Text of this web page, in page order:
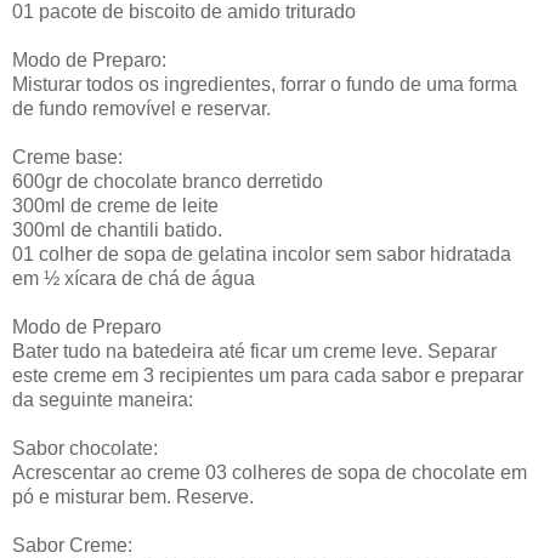
01 pacote de biscoito de amido triturado
Modo de Preparo:
Misturar todos os ingredientes, forrar o fundo de uma forma
de fundo removível e reservar.
Creme base:
600gr de chocolate branco derretido
300ml de creme de leite
300ml de chantili batido.
01 colher de sopa de gelatina incolor sem sabor hidratada
em ½ xícara de chá de água
Modo de Preparo
Bater tudo na batedeira até ficar um creme leve. Separar
este creme em 3 recipientes um para cada sabor e preparar
da seguinte maneira:
Sabor chocolate:
Acrescentar ao creme 03 colheres de sopa de chocolate em
pó e misturar bem. Reserve.
Sabor Creme: